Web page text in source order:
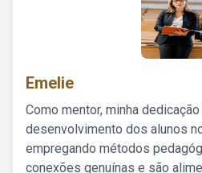
Emelie
Como mentor, minha
desenvolvimento dos alunos
empregando métodos
conexões genuínas e são